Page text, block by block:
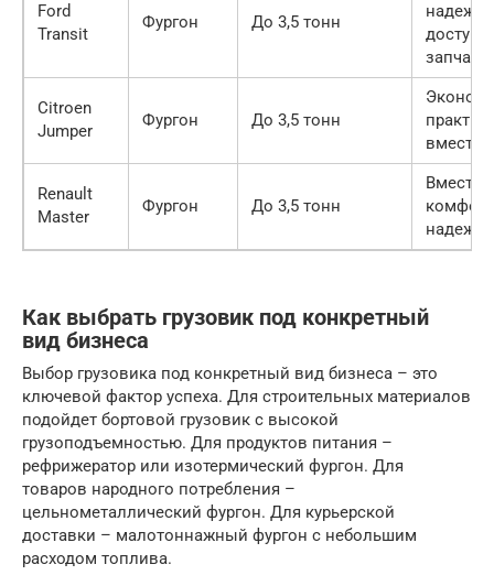
Ford
Transit
Фургон До 3,5 тонн
Citroen
Jumper
Фургон До 3,5 тонн
Renault
Master
Фургон До 3,5 тонн
Как выбрать грузовик под конкретный
вид бизнеса
Выбор грузовика под конкретный вид бизнеса – это
ключевой фактор успеха. Для строительных материалов
подойдет бортовой грузовик с высокой
грузоподъемностью. Для продуктов питания –
рефрижератор или изотермический фургон. Для
товаров народного потребления –
цельнометаллический фургон. Для курьерской
доставки – малотоннажный фургон с небольшим
расходом топлива.